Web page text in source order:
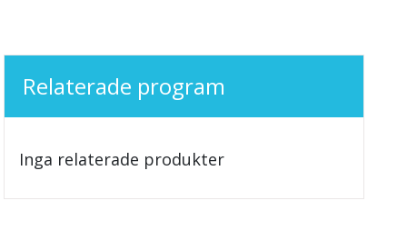
Relaterade program
Inga relaterade produkter